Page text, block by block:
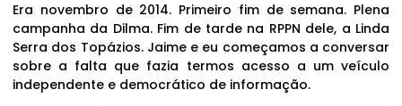
Era novembro de 2014. Primeiro fim de semana. Plena
campanha da Dilma. Fim de tarde na RPPN dele, a Linda
Serra dos Topázios. Jaime e eu começamos a conversar
sobre a falta que fazia termos acesso a um veículo
independente e democrático de informação.